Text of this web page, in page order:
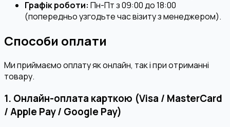
Графік роботи: Пн-Пт з 09:00 до 18:00
(попередньо узгодьте час візиту з менеджером).
Способи оплати
Ми приймаємо оплату як онлайн, так і при отриманні
товару.
1. Онлайн-оплата карткою (Visa / MasterCard
/ Apple Pay / Google Pay)